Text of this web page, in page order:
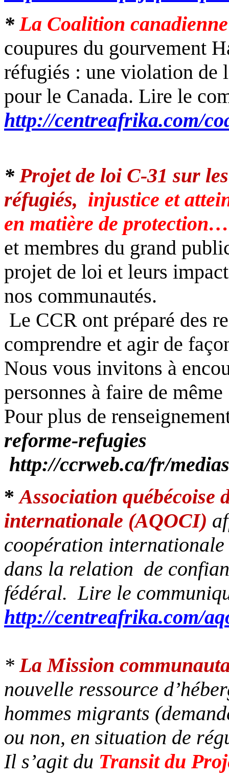
*La Coalition
coupures du gourvement
réfugiés : une violation de
pour le Canada. Lire le
http://centreafrika.com/
* Projet de loi C-31 sur
réfugiés, injustice et
en matière de protection…
et membres du grand
projet de loi et leurs
nos communautés.
Le CCR ont préparé des
comprendre et agir de
Nous vous invitons à
personnes à faire de même
Pour plus de
reforme-refugies
http://ccrweb.ca/fr/
* Association québécoise
internationale (AQOCI)
coopération
dans la relation de
fédéral. Lire le
http://centreafrika.com/
* La Mission
nouvelle ressource
hommes migrants
ou non, en situation de
Il s’agit du Transit du